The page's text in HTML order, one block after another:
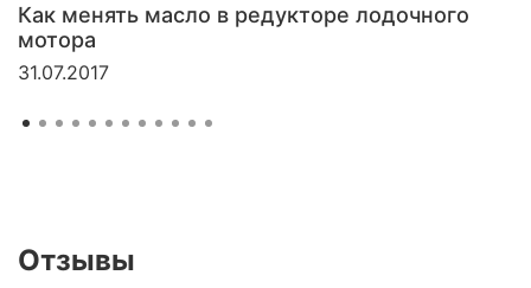
Как менять масло в редукторе лодочного
мотора
31.07.2017
Отзывы